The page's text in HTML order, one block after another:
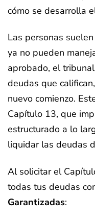
cómo se desarrolla
Las personas
ya no pueden
aprobado, el
deudas que
nuevo comienzo.
Capítulo 13, que
estructurado a lo
liquidar las deudas
Al solicitar el
todas tus deudas
Garantizadas: